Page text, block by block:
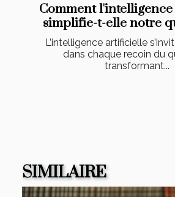
Comment
simplifie-t-elle notre
L’intelligence artificielle
dans chaque recoin du
transformant...
SIMILAIRE